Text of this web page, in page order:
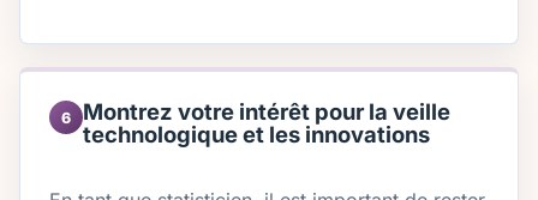
6
Montrez votre intérêt pour la veille
technologique et les innovations